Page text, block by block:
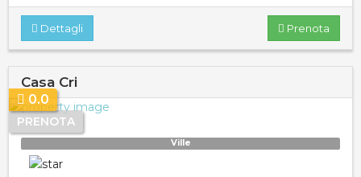
Prenota
Dettagli
Casa Cri
PRENOTA
0.0
Ville